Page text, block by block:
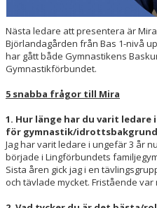
Nästa ledare att presentera är
Björlandagården från Bas 1-nivå
har gått både Gymnastikens
Gymnastikförbundet.
5 snabba frågor till Mira
1. Hur länge har du varit
för gymnastik/
Jag har varit ledare i ungefär 3 år
började i Lingförbundets
Sista åren gick jag i en
och tävlade mycket. Fristående